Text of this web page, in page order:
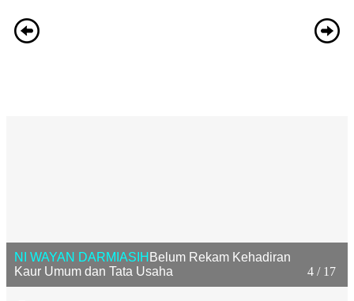
4 / 17
NI WAYAN DARMIASIH Belum Rekam Kehadiran
Kaur Umum dan Tata Usaha